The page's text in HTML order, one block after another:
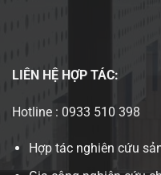
LIÊN HỆ HỢP TÁC:
Hotline : 0933 510 398
Hợp tác nghiên cứu